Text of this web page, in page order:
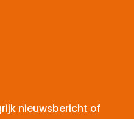
nieuwsbericht of